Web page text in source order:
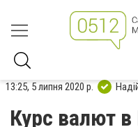
13:25, 5 липня 2020 р.
Курс валют